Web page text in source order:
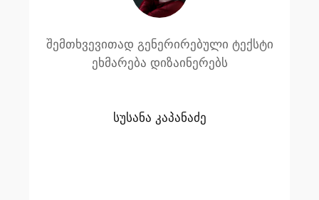
შემთხვევითად გენერირებული ტექსტი
ეხმარება დიზაინერებს
სუსანა კაპანაძე